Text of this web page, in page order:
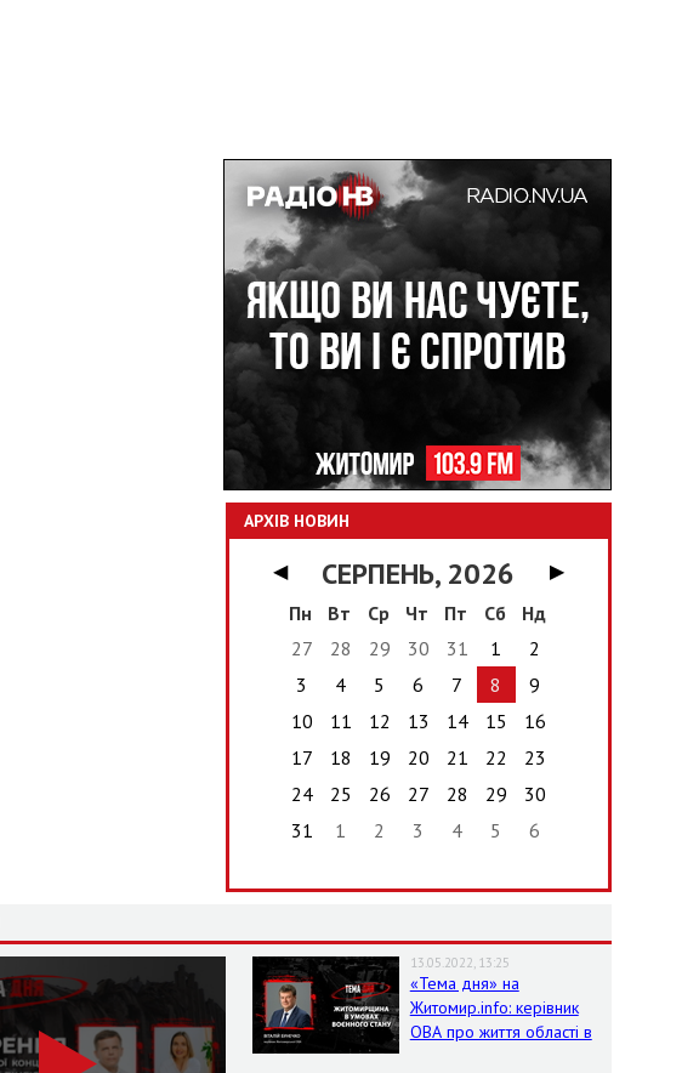
АРХІВ НОВИН
◀ СЕРПЕНЬ, 2026
▶
Пн
Вт Ср Чт Пт Сб
Нд
27
28 29 30 31 1
2
3
4 5 6 7 8
9
10
11 12 13 14 15
16
17
18 19 20 21 22
23
24
25 26 27 28 29
30
31
1 2 3 4 5 6
13.05.2022, 13:25
«Тема дня» на
Житомир.info: керівник
ОВА про життя області в